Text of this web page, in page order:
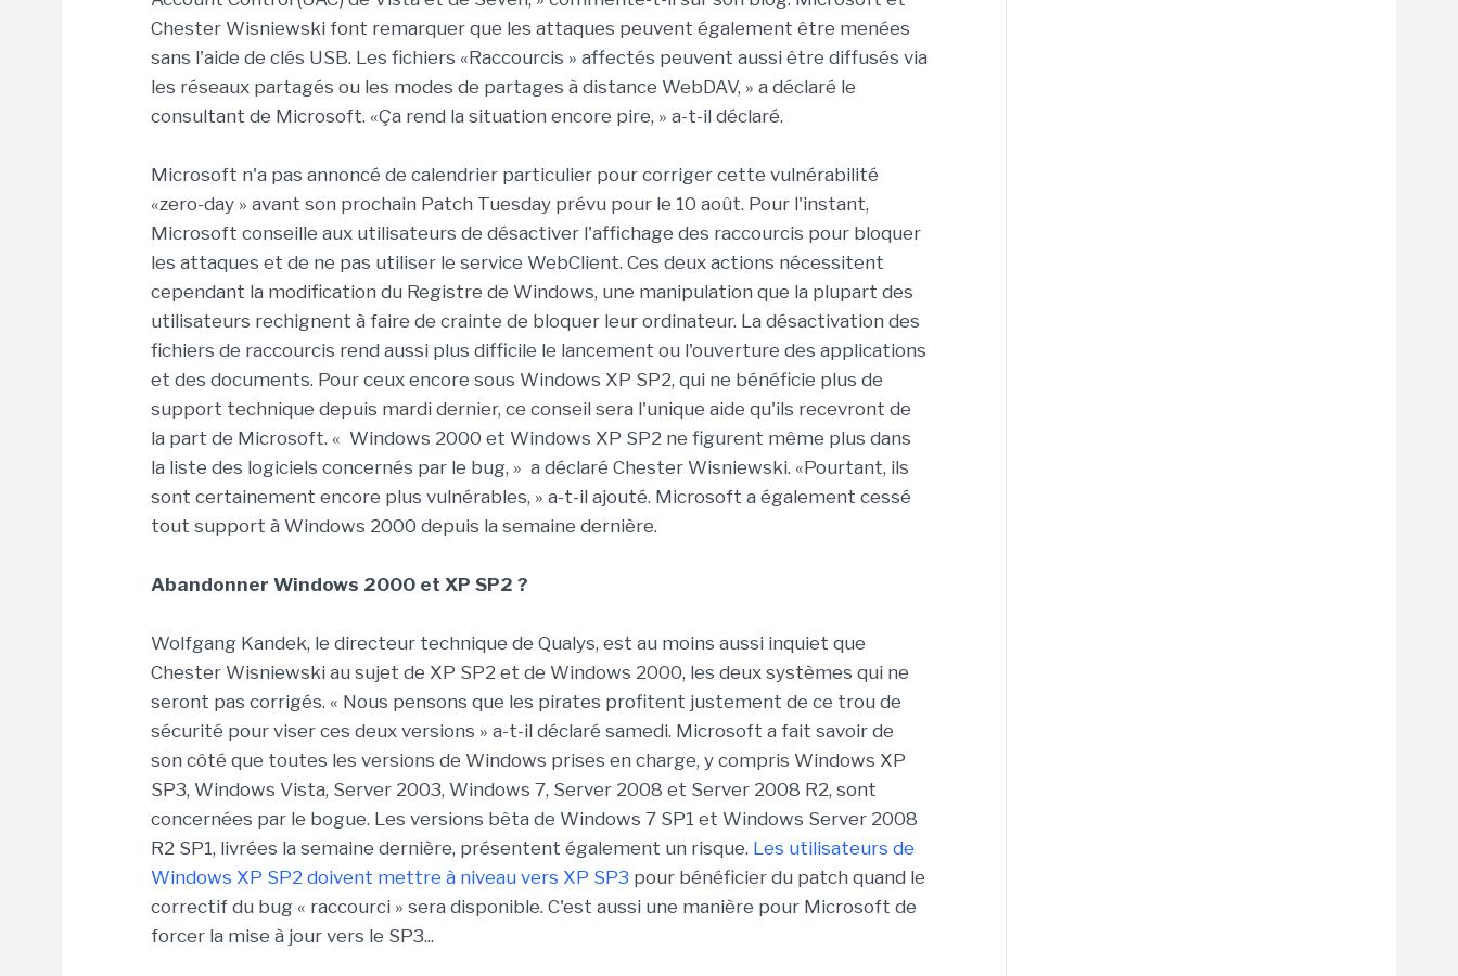
Chester Wisniewski font remarquer que les attaques peuvent également être menées
sans l'aide de clés USB. Les fichiers «Raccourcis » affectés peuvent aussi être diffusés via
les réseaux partagés ou les modes de partages à distance WebDAV, » a déclaré le
consultant de Microsoft. «Ça rend la situation encore pire, » a-t-il déclaré.
Microsoft n'a pas annoncé de calendrier particulier pour corriger cette vulnérabilité
«zero-day » avant son prochain Patch Tuesday prévu pour le 10 août. Pour l'instant,
Microsoft conseille aux utilisateurs de désactiver l'affichage des raccourcis pour bloquer
les attaques et de ne pas utiliser le service WebClient. Ces deux actions nécessitent
cependant la modification du Registre de Windows, une manipulation que la plupart des
utilisateurs rechignent à faire de crainte de bloquer leur ordinateur. La désactivation des
fichiers de raccourcis rend aussi plus difficile le lancement ou l'ouverture des applications
et des documents. Pour ceux encore sous Windows XP SP2, qui ne bénéficie plus de
support technique depuis mardi dernier, ce conseil sera l'unique aide qu'ils recevront de
la part de Microsoft. « Windows 2000 et Windows XP SP2 ne figurent même plus dans
la liste des logiciels concernés par le bug, » a déclaré Chester Wisniewski. «Pourtant, ils
sont certainement encore plus vulnérables, » a-t-il ajouté. Microsoft a également cessé
tout support à Windows 2000 depuis la semaine dernière.
Abandonner Windows 2000 et XP SP2 ?
Wolfgang Kandek, le directeur technique de Qualys, est au moins aussi inquiet que
Chester Wisniewski au sujet de XP SP2 et de Windows 2000, les deux systèmes qui ne
seront pas corrigés. « Nous pensons que les pirates profitent justement de ce trou de
sécurité pour viser ces deux versions » a-t-il déclaré samedi. Microsoft a fait savoir de
son côté que toutes les versions de Windows prises en charge, y compris Windows XP
SP3, Windows Vista, Server 2003, Windows 7, Server 2008 et Server 2008 R2, sont
concernées par le bogue. Les versions bêta de Windows 7 SP1 et Windows Server 2008
R2 SP1, livrées la semaine dernière, présentent également un risque. Les utilisateurs de
Windows XP SP2 doivent mettre à niveau vers XP SP3 pour bénéficier du patch quand le
correctif du bug « raccourci » sera disponible. C'est aussi une manière pour Microsoft de
forcer la mise à jour vers le SP3...